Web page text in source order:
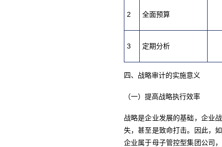
2 全面预算
3 定期分析
四、战略审计的实施意义
（一）提高战略执行效率
战略是企业发展的基础，企业
失，甚至是致命打击。因此，
企业属于母子管控型集团公司